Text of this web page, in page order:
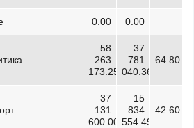
0.00 0.00
58
263
173.25
37
781
040.36
64.80
37
131
600.00
15
834
554.49
42.60